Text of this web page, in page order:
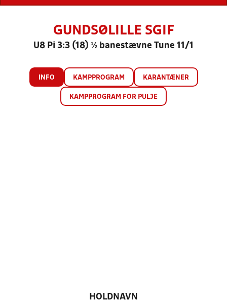
GUNDSØLILLE SGIF
U8 Pi 3:3 (18) ½ banestævne Tune 11/1
INFO KAMPPROGRAM KARANTÆNER
KAMPPROGRAM FOR PULJE
HOLDNAVN